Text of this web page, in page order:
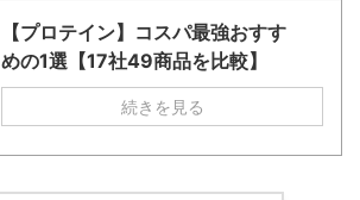
【プロテイン】コスパ最強おすす
めの1選【17社49商品を比較】
続きを見る